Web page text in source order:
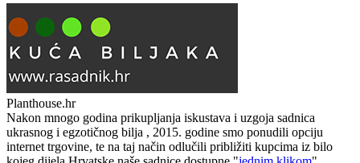
Planthouse.hr
Nakon mnogo godina prikupljanja iskustava i uzgoja sadnica
ukrasnog i egzotičnog bilja , 2015. godine smo ponudili opciju
internet trgovine, te na taj način odlučili približiti kupcima iz bilo